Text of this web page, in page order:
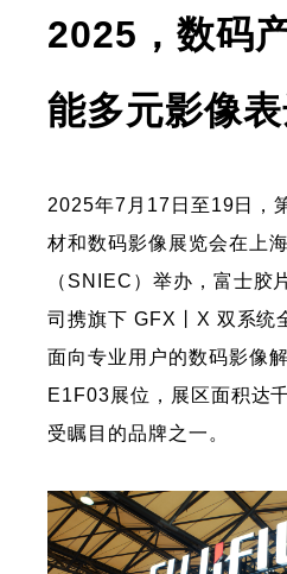
2025，数码
能多元影像
2025年7月17日至19日，
材和数码影像展览会在上
（SNIEC）举办，富士胶
司携旗下 GFX丨X 双系统
面向专业用户的数码影像
E1F03展位，展区面积达
受瞩目的品牌之一。